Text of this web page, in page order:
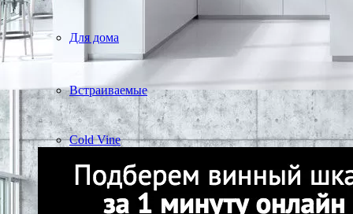
Для дома
Встраиваемые
Cold Vine